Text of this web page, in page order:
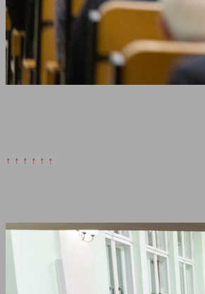
↑ ↑ ↑ ↑ ↑ ↑